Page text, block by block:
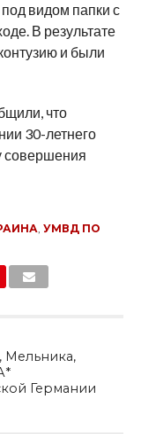
видом папки с
В результате
и были
что
30-летнего
совершения
, УМВД ПО
Мельника,
Германии